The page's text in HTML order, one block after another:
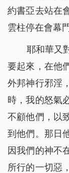
約書亞去站在
雲柱停在會幕
耶和華又
要起來，在他
外邦神行邪淫
時，我的怒氣
不顧他們，以
到他們。那日
因我們的神不
所行的一切惡